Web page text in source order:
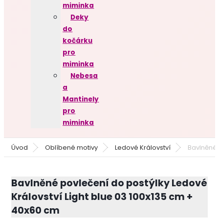
miminka
Deky
do
kočárku
pro
miminka
Nebesa
a
Mantinely
pro
miminka
Úvod Oblíbené motivy Ledové Království
Bavlněné povlečení do postýlky Ledové
Království Light blue 03 100x135 cm +
40x60 cm